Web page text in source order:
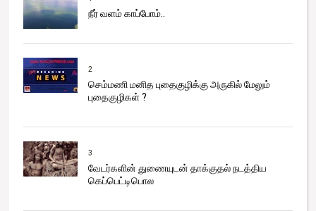
நீர் வளம் காப்போம்..
2
செம்மணி மனித புதைகுழிக்கு அருகில் மேலும்
புதைகுழிகள் ?
3
வேடர்களின் துணையுடன் தாக்குதல் நடத்திய
கெப்பெட்டிபொல